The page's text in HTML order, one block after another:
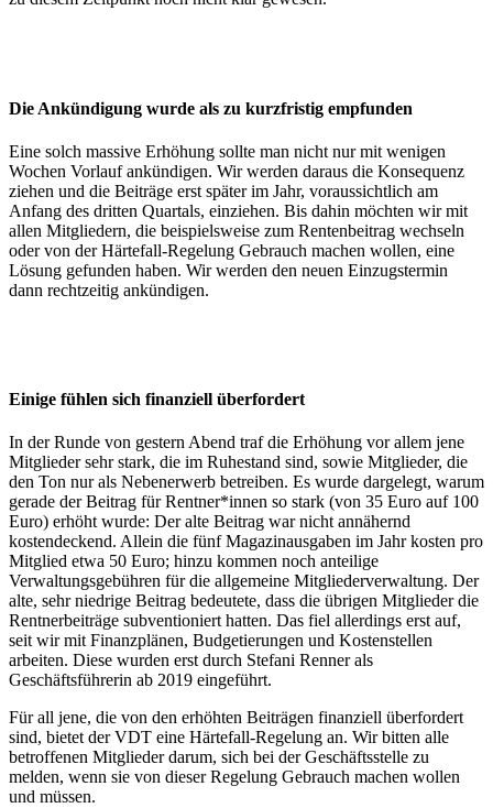
Die Ankündigung wurde als zu kurzfristig empfunden
Eine solch massive Erhöhung sollte man nicht nur mit wenigen
Wochen Vorlauf ankündigen. Wir werden daraus die Konsequenz
ziehen und die Beiträge erst später im Jahr, voraussichtlich am
Anfang des dritten Quartals, einziehen. Bis dahin möchten wir mit
allen Mitgliedern, die beispielsweise zum Rentenbeitrag wechseln
oder von der Härtefall-Regelung Gebrauch machen wollen, eine
Lösung gefunden haben. Wir werden den neuen Einzugstermin
dann rechtzeitig ankündigen.
Einige fühlen sich finanziell überfordert
In der Runde von gestern Abend traf die Erhöhung vor allem jene
Mitglieder sehr stark, die im Ruhestand sind, sowie Mitglieder, die
den Ton nur als Nebenerwerb betreiben. Es wurde dargelegt, warum
gerade der Beitrag für Rentner*innen so stark (von 35 Euro auf 100
Euro) erhöht wurde: Der alte Beitrag war nicht annähernd
kostendeckend. Allein die fünf Magazinausgaben im Jahr kosten pro
Mitglied etwa 50 Euro; hinzu kommen noch anteilige
Verwaltungsgebühren für die allgemeine Mitgliederverwaltung. Der
alte, sehr niedrige Beitrag bedeutete, dass die übrigen Mitglieder die
Rentnerbeiträge subventioniert hatten. Das fiel allerdings erst auf,
seit wir mit Finanzplänen, Budgetierungen und Kostenstellen
arbeiten. Diese wurden erst durch Stefani Renner als
Geschäftsführerin ab 2019 eingeführt.
Für all jene, die von den erhöhten Beiträgen finanziell überfordert
sind, bietet der VDT eine Härtefall-Regelung an. Wir bitten alle
betroffenen Mitglieder darum, sich bei der Geschäftsstelle zu
melden, wenn sie von dieser Regelung Gebrauch machen wollen
und müssen.